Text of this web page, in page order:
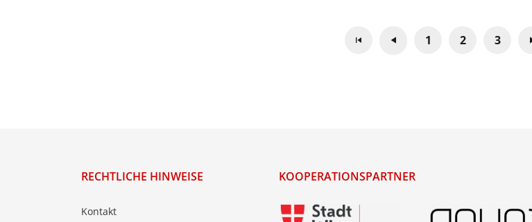
1 2 3
RECHTLICHE HINWEISE
Kontakt
KOOPERATIONSPARTNER